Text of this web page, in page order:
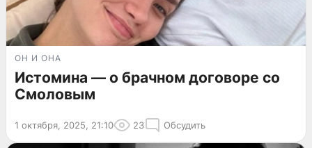
ОН И ОНА
Истомина — о брачном договоре со
Смоловым
1 октября, 2025, 21:10 23 Обсудить